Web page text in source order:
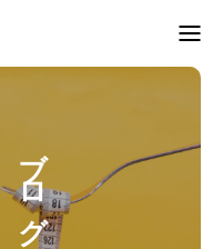
ブログ